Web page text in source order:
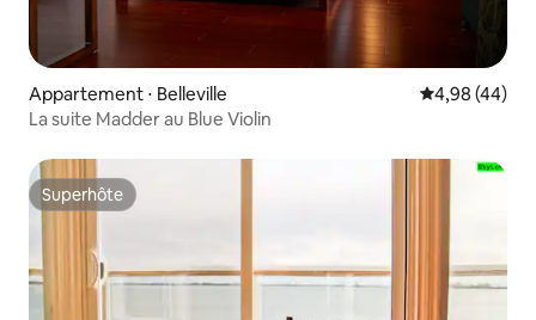
Appartement ⋅ Belleville Évaluation
4,98 (44)
La suite Madder au Blue Violin
Superhôte
Superhôte